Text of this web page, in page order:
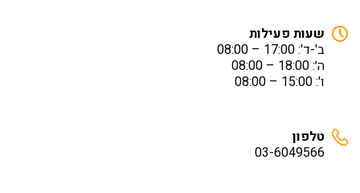
שעות פעילות
ב'-ד': 17:00 – 08:00
ה׳: 18:00 – 08:00
ו': 15:00 – 08:00
טלפון
03-6049566